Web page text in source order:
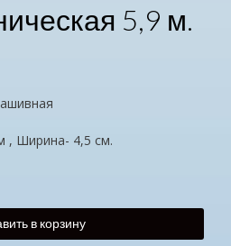
5,9 м.
, Ширина- 4,5 см.
в корзину